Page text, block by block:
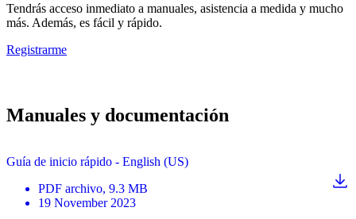
Tendrás acceso inmediato a manuales, asistencia a medida y mucho
más. Además, es fácil y rápido.
Registrarme
Manuales y documentación
Guía de inicio rápido - English (US)
PDF archivo, 9.3 MB
19 November 2023